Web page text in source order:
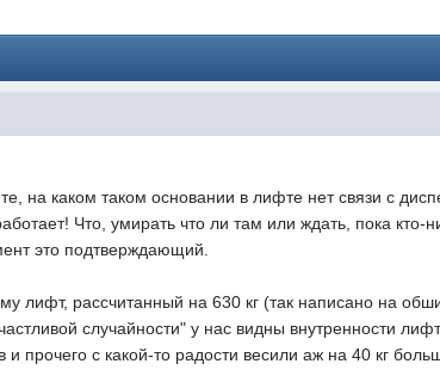
на каком таком основании в лифте нет связи с
Что, умирать что ли там или ждать, пока
это подтверждающий.
лифт, рассчитанный на 630 кг (так написано на
случайности" у нас видны внутренности
прочего с какой-то радости весили аж на 40 кг